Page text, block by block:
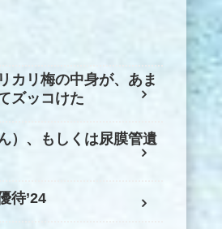
カリ梅の中身が、あま
ズッコけた
）、もしくは尿膜管遺
待’24